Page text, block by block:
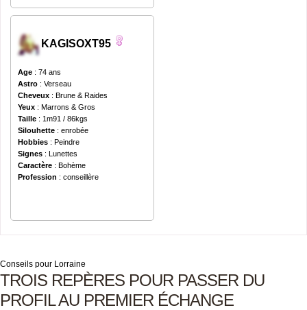
KAGISOXT95
Age : 74 ans
Astro : Verseau
Cheveux : Brune & Raides
Yeux : Marrons & Gros
Taille : 1m91 / 86kgs
Silouhette : enrobée
Hobbies : Peindre
Signes : Lunettes
Caractère : Bohème
Profession : conseillère
Conseils pour Lorraine
TROIS REPÈRES POUR PASSER DU
PROFIL AU PREMIER ÉCHANGE